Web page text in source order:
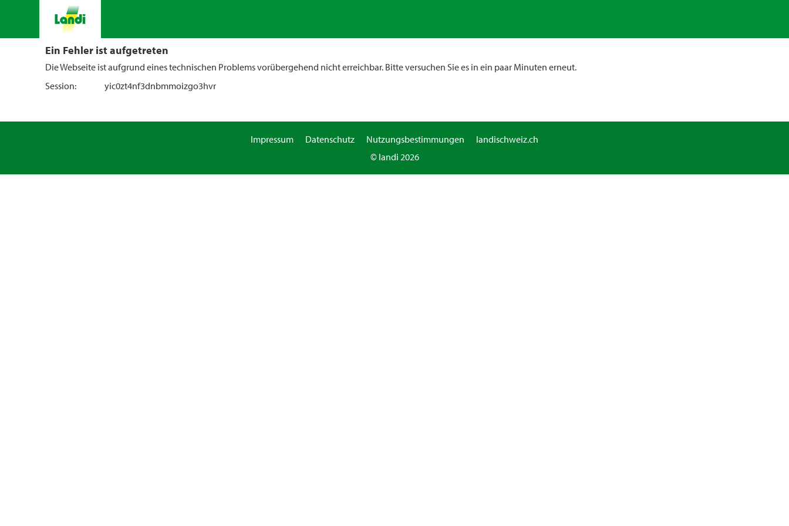
Ein Fehler ist aufgetreten
Die Webseite ist aufgrund eines technischen Problems vorübergehend nicht erreichbar. Bitte versuchen Sie es in ein paar Minuten erneut.
Session:
yic0zt4nf3dnbmmoizgo3hvr
Impressum Datenschutz Nutzungsbestimmungen
landischweiz.ch
© landi 2026